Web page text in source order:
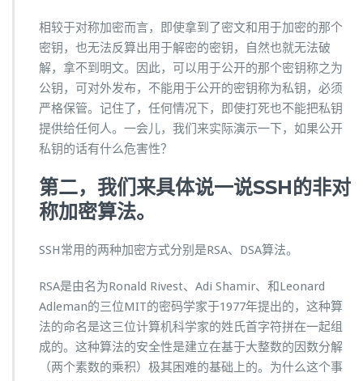
相较于对称加密而言，即使拿到了密文和用于加密的那个
密钥，也无法反算出用于解密的密钥，自然也就无法破
解，拿不到明文。因此，可以用于公开的那个密钥称之为
公钥，可对外发布，不能用于公开的密钥称为私钥，必须
严格保管。记住了，任何情况下，即使打死也不能把私钥
提供给任何人。一会儿，我们来实际演示一下，如果公开
私钥的话有什么危害性？
第二，我们来具体说一说SSH的非对
称加密算法。
SSH常用的两种加密方式分别是RSA、DSA算法。
RSA是由名为Ronald Rivest、Adi Shamir、和Leonard
Adleman的三位MIT的密码学家于1977年提出的，这种算
法的命名是这三位计算机科学家的姓氏首字符拼在一起组
成的。这种算法的安全性是建立在基于大整数的因数分解
（两个素数的乘积）极其困难的基础上的。为什么这个事